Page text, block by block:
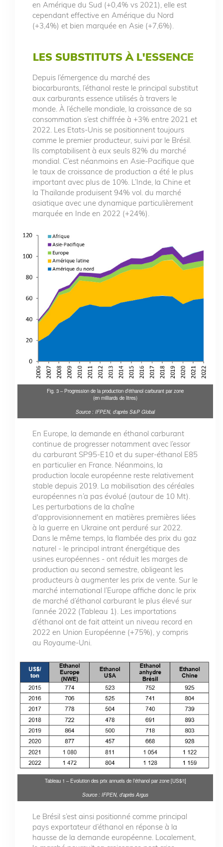
en Amérique du Sud (+0,4% vs 2021), elle est
cependant effective en Amérique du Nord
(+3,4%) et bien marquée en Asie (+7,6%).
LES SUBSTITUTS À L'ESSENCE
Depuis l’émergence du marché des
biocarburants, l’éthanol reste le principal substitut
aux carburants essence utilisés à travers le
monde. À l’échelle mondiale, la croissance de sa
consommation s’est chiffrée à +3% entre 2021 et
2022. Les Etats-Unis se positionnent toujours
comme le premier producteur, suivi par le Brésil.
Ils comptabilisent à eux seuls 82% du marché
mondial. C’est néanmoins en Asie-Pacifique que
le taux de croissance de production a été le plus
important avec plus de 10%. L’Inde, la Chine et
la Thaïlande produisent 94% vol. du marché
asiatique avec une dynamique particulièrement
marquée en Inde en 2022 (+24%).
Fig. 3 – Progression de la production d’éthanol carburant par zone
(en milliards de litres)
Source : IFPEN, d’après S&P Global
En Europe, la demande en éthanol carburant
continue de progresser notamment avec l’essor
du carburant SP95-E10 et du super-éthanol E85
en particulier en France. Néanmoins, la
production locale européenne reste relativement
stable depuis 2019. La mobilisation des céréales
européennes n’a pas évolué (autour de 10 Mt).
Les perturbations de la chaîne
d'approvisionnement en matières premières liées
à la guerre en Ukraine ont perduré sur 2022.
Dans le même temps, la flambée des prix du gaz
naturel - le principal intrant énergétique des
usines européennes - ont réduit les marges de
production au second semestre, obligeant les
producteurs à augmenter les prix de vente. Sur le
marché international l’Europe affiche donc le prix
de marché d’éthanol carburant le plus élevé sur
l’année 2022 (Tableau 1). Les importations
d’éthanol ont de fait atteint un niveau record en
2022 en Union Européenne (+75%), y compris
au Royaume-Uni.
Tableau 1 – Evolution des prix annuels de l’éthanol par zone [US$/t]
Source : IFPEN, d’après Argus
Le Brésil s’est ainsi positionné comme principal
pays exportateur d’éthanol en réponse à la
hausse de la demande européenne. Localement,